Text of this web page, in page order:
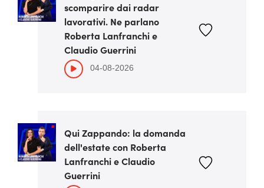
scomparire dai radar
lavorativi. Ne parlano
Roberta Lanfranchi e
Claudio Guerrini
04-08-2026
Qui Zappando: la domanda
dell'estate con Roberta
Lanfranchi e Claudio
Guerrini